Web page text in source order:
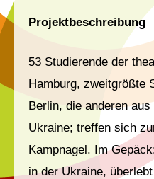
Projektbeschreibung
53 Studierende der
Hamburg, zweitgrößte
Berlin, die anderen
Ukraine; treffen sich
Kampnagel. Im
in der Ukraine,